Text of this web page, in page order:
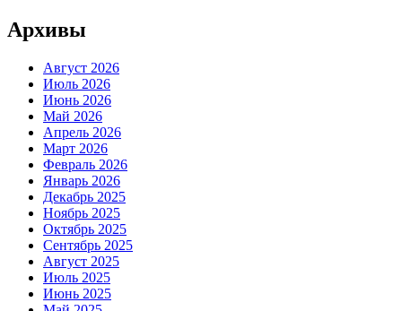
Архивы
Август 2026
Июль 2026
Июнь 2026
Май 2026
Апрель 2026
Март 2026
Февраль 2026
Январь 2026
Декабрь 2025
Ноябрь 2025
Октябрь 2025
Сентябрь 2025
Август 2025
Июль 2025
Июнь 2025